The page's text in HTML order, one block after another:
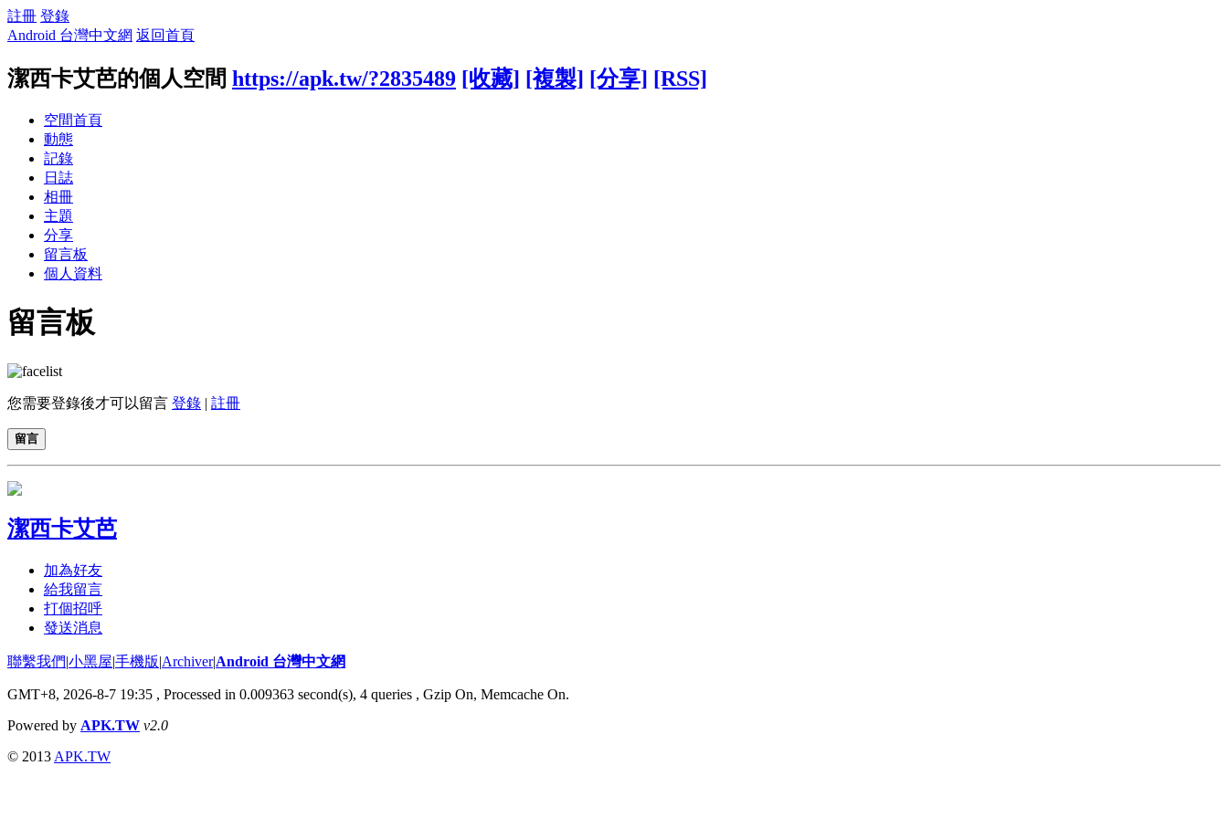
註冊 登錄
Android 台灣中文網 返回首頁
潔西卡艾芭的個人空間 https://apk.tw/?2835489 [收藏] [複製] [分享] [RSS]
空間首頁
動態
記錄
日誌
相冊
主題
分享
留言板
個人資料
留言板
您需要登錄後才可以留言 登錄 | 註冊
留言
潔西卡艾芭
加為好友
給我留言
打個招呼
發送消息
聯繫我們|小黑屋|手機版|Archiver|Android 台灣中文網
GMT+8, 2026-8-7 19:35 , Processed in 0.009363 second(s), 4 queries , Gzip On, Memcache On.
Powered by APK.TW v2.0
© 2013 APK.TW